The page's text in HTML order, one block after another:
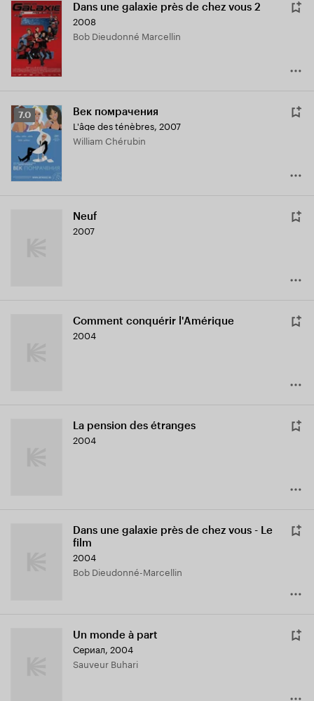
Dans une galaxie près de chez vous 2
2008
Bob Dieudonné Marcellin
Рейтинг
Кинопоиска
7.0
7.0 Век помрачения
L'âge des ténèbres, 2007
William Chérubin
Neuf
2007
Comment conquérir l'Amérique
2004
La pension des étranges
2004
Dans une galaxie près de chez vous - Le
film
2004
Bob Dieudonné-Marcellin
Un monde à part
Сериал, 2004
Sauveur Buhari